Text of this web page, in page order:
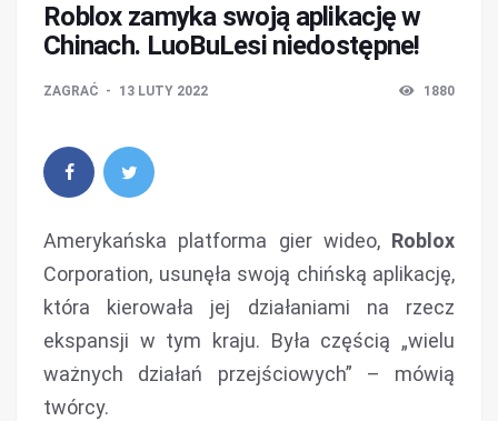
Roblox zamyka swoją aplikację w
Chinach. LuoBuLesi niedostępne!
ZAGRAĆ 13 LUTY 2022 1880
Amerykańska platforma gier wideo, Roblox
Corporation, usunęła swoją chińską aplikację,
która kierowała jej działaniami na rzecz
ekspansji w tym kraju. Była częścią „wielu
ważnych działań przejściowych” – mówią
twórcy.